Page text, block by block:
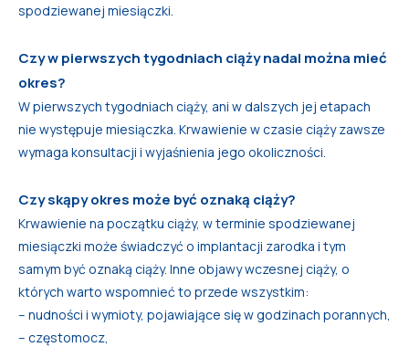
spodziewanej miesiączki.
Czy w pierwszych tygodniach ciąży nadal można mieć
okres?
W pierwszych tygodniach ciąży, ani w dalszych jej etapach
nie występuje miesiączka. Krwawienie w czasie ciąży zawsze
wymaga konsultacji i wyjaśnienia jego okoliczności.
Czy skąpy okres może być oznaką ciąży?
Krwawienie na początku ciąży, w terminie spodziewanej
miesiączki może świadczyć o implantacji zarodka i tym
samym być oznaką ciąży. Inne objawy wczesnej ciąży, o
których warto wspomnieć to przede wszystkim:
– nudności i wymioty, pojawiające się w godzinach porannych,
– częstomocz,